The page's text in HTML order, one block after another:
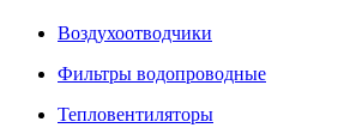
Воздухоотводчики
Фильтры водопроводные
Тепловентиляторы